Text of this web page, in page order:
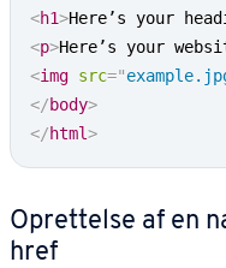
<h1>Here’s your
<p>Here’s your
<img src="
</body>
</html>
Op­ret­tel­se af en
href